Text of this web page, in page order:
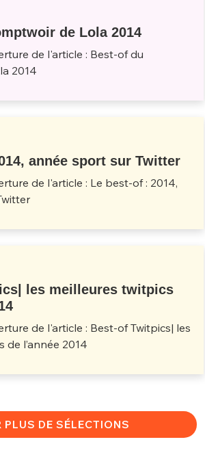
de Lola 2014
année sport sur Twitter
les meilleures twitpics
PLUS DE SÉLECTIONS